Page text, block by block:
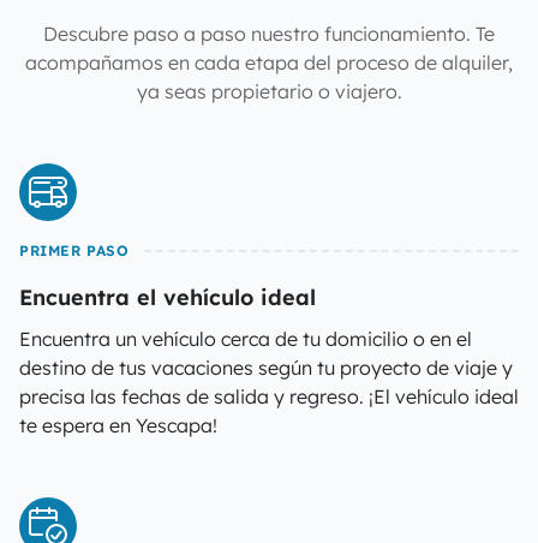
Descubre paso a paso nuestro funcionamiento. Te
acompañamos en cada etapa del proceso de alquiler,
ya seas propietario o viajero.
PRIMER PASO
Encuentra el vehículo ideal
Encuentra un vehículo cerca de tu domicilio o en el
destino de tus vacaciones según tu proyecto de viaje y
precisa las fechas de salida y regreso. ¡El vehículo ideal
te espera en Yescapa!